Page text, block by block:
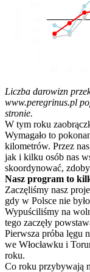
Liczba darowizn
www.peregrinus.pl
stronie.
W tym roku
Wymagało to
kilometrów. Przez
jak i kilku osób nas
skoordynować,
Nasz program to
Zaczęliśmy nasz
gdy w Polsce nie
Wypuściliśmy na
tego zaczęły
Pierwsza próba lęgu
we Włocławku i
roku.
Co roku przybywają